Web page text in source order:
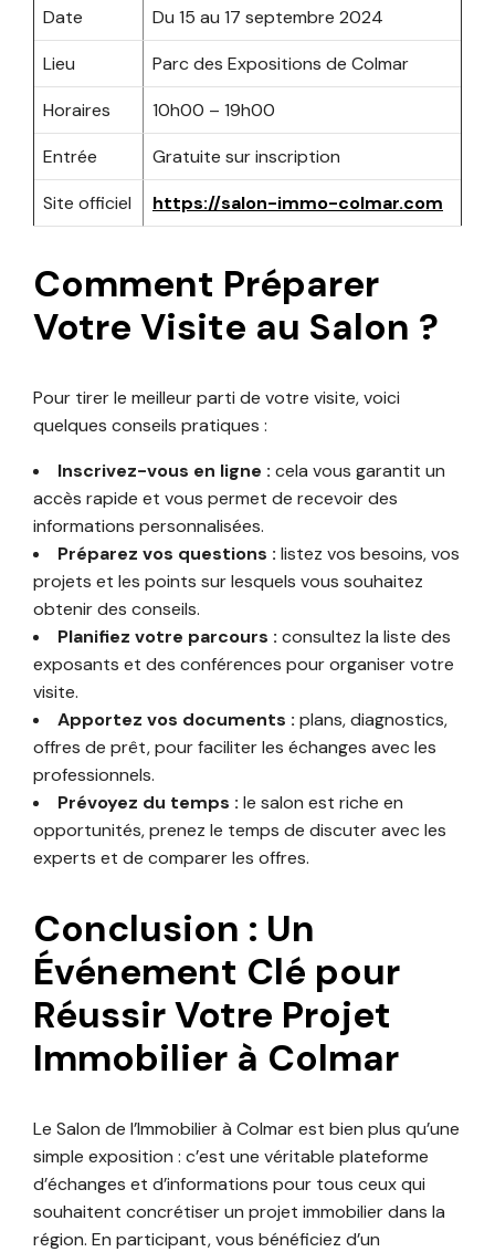
Date
Du 15 au 17 septembre 2024
Lieu
Parc des Expositions de Colmar
Horaires
10h00 – 19h00
Entrée
Gratuite sur inscription
Site officiel
https://salon-immo-colmar.com
Comment Préparer
Votre Visite au Salon ?
Pour tirer le meilleur parti de votre visite, voici
quelques conseils pratiques :
Inscrivez-vous en ligne : cela vous garantit un
accès rapide et vous permet de recevoir des
informations personnalisées.
Préparez vos questions : listez vos besoins, vos
projets et les points sur lesquels vous souhaitez
obtenir des conseils.
Planifiez votre parcours : consultez la liste des
exposants et des conférences pour organiser votre
visite.
Apportez vos documents : plans, diagnostics,
offres de prêt, pour faciliter les échanges avec les
professionnels.
Prévoyez du temps : le salon est riche en
opportunités, prenez le temps de discuter avec les
experts et de comparer les offres.
Conclusion : Un
Événement Clé pour
Réussir Votre Projet
Immobilier à Colmar
Le Salon de l’Immobilier à Colmar est bien plus qu’une
simple exposition : c’est une véritable plateforme
d’échanges et d’informations pour tous ceux qui
souhaitent concrétiser un projet immobilier dans la
région. En participant, vous bénéficiez d’un